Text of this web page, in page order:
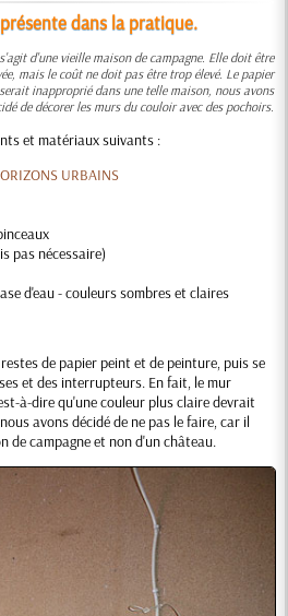
dans la pratique.
d'une vieille maison de campagne. Elle doit être
mais le coût ne doit pas être trop élevé. Le papier
inapproprié dans une telle maison, nous avons
de décorer les murs du couloir avec des pochoirs.
et matériaux suivants :
URBAINS
pas nécessaire)
d'eau - couleurs sombres et claires
de papier peint et de peinture, puis se
et des interrupteurs. En fait, le mur
à-dire qu'une couleur plus claire devrait
avons décidé de ne pas le faire, car il
de campagne et non d'un château.